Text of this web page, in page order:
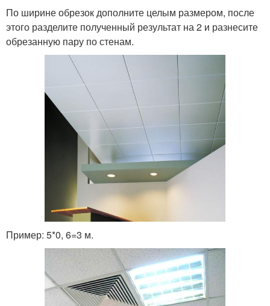
По ширине обрезок дополните целым размером, после
этого разделите полученный результат на 2 и разнесите
обрезанную пару по стенам.
Пример: 5*0, 6=3 м.